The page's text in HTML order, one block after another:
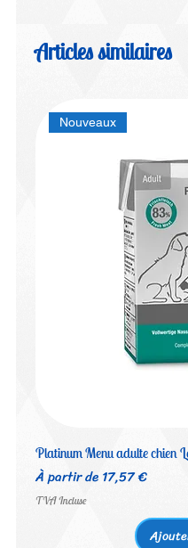
Articles similaires
Nouveaux
Platinum Menu adulte chien
À partir de17,57 €
Prix promotionnel
TVA Incluse